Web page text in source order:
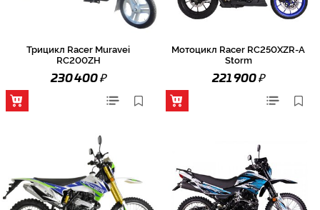
Трицикл Racer Muravei
RC200ZH
230 400₽
Мотоцикл Racer RC250XZR-A
Storm
221 900₽